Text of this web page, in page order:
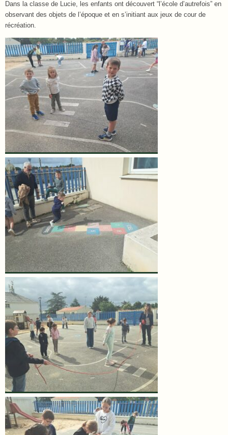
Dans la classe de Lucie, les enfants ont découvert “l’école d’autrefois” en
observant des objets de l’époque et en s’initiant aux jeux de cour de
récréation.